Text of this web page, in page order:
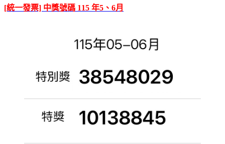
[統一發票] 中獎號碼 115 年5、6月